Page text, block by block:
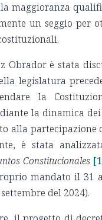
maggioranza
un seggio per
Obrador è stata
legislatura
la
la dinamica dei
alla
è stata
Constitucionales
mandato il 31
del 2024).